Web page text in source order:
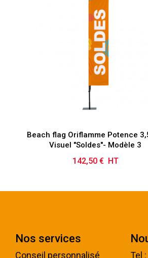
Beach flag Oriflamme Potence
Visuel "Soldes"- Modèle 3
Prix
142,50 € HT
Nos services
Conseil personnalisé Tel